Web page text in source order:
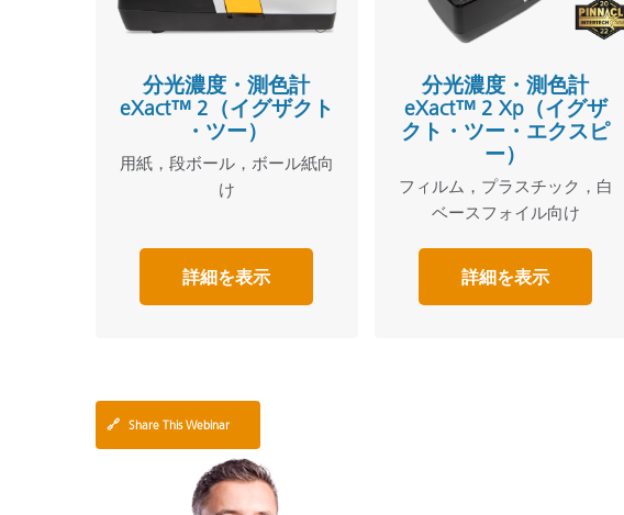
分光濃度・測色計
eXact™ 2（イグザクト
・ツー）
用紙，段ボール，ボール紙向
け
詳細を表示
分光濃度・測色計
eXact™ 2 Xp（イグザ
クト・ツー・エクスピ
ー）
フィルム，プラスチック，白
ベースフォイル向け
詳細を表示
🔗 Share This Webinar